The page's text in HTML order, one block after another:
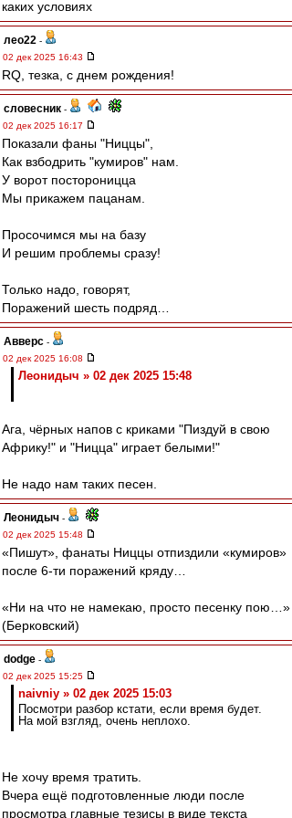
каких условиях
лео22 -
02 дек 2025 16:43
RQ, тезка, с днем рождения!
словесник -
02 дек 2025 16:17
Показали фаны "Ниццы",
Как взбодрить "кумиров" нам.
У ворот постороницца
Мы прикажем пацанам.
Просочимся мы на базу
И решим проблемы сразу!
Только надо, говорят,
Поражений шесть подряд…
Авверс -
02 дек 2025 16:08
Леонидыч » 02 дек 2025 15:48
Ага, чёрных напов с криками "Пиздуй в свою
Африку!" и "Ницца" играет белыми!"
Не надо нам таких песен.
Леонидыч -
02 дек 2025 15:48
«Пишут», фанаты Ниццы отпиздили «кумиров»
после 6-ти поражений кряду…
«Ни на что не намекаю, просто песенку пою…»
(Берковский)
dodge -
02 дек 2025 15:25
naivniy » 02 дек 2025 15:03
Посмотри разбор кстати, если время будет.
На мой взгляд, очень неплохо.
Не хочу время тратить.
Вчера ещё подготовленные люди после
просмотра главные тезисы в виде текста